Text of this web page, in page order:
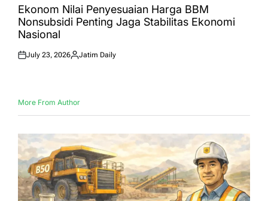
IN
Ekonom Nilai Penyesuaian Harga BBM
Nonsubsidi Penting Jaga Stabilitas Ekonomi
Nasional
Posted
July 23, 2026
Posted
Jatim Daily
More From Author